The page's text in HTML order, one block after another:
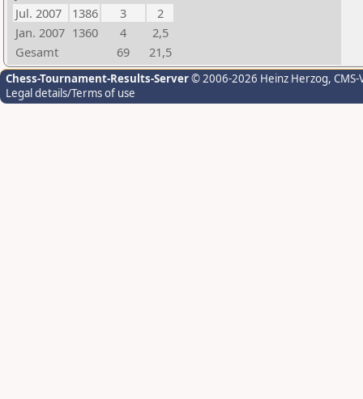
Jul. 2007
1386 3
2
Jan. 2007 1360 4
2,5
Gesamt
69 21,5
Chess-Tournament-Results-Server© 2006-2026 Heinz Herzog,
Legal details/Terms of use